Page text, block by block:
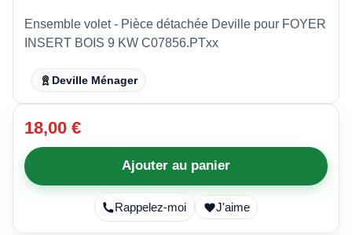
Ensemble volet - Pièce détachée Deville pour FOYER
INSERT BOIS 9 KW C07856.PTxx
Deville Ménager
18,00 €
Ajouter au panier
Rappelez-moi J'aime